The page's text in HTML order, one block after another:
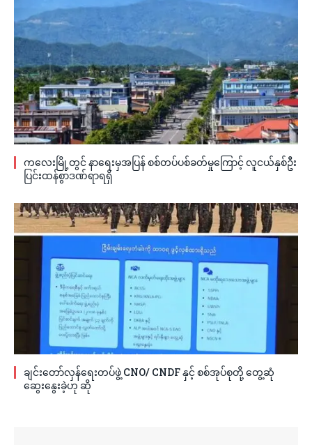
ကလေးမြို့တွင် နာရေးမှအပြန် စစ်တပ်ပစ်ခတ်မှုကြောင့် လူငယ်နှစ်ဦး
ပြင်းထန်စွာဒဏ်ရာရရှိ
ချင်းတော်လှန်ရေးတပ်ဖွဲ့ CNO/ CNDF နှင့် စစ်အုပ်စုတို့ တွေ့ဆုံ
ဆွေးနွေးခဲ့ဟု ဆို